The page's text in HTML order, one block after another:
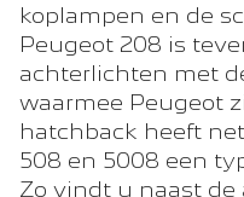
koplampen en de
Peugeot 208 is
achterlichten met
waarmee Peugeot
hatchback heeft
508 en 5008 een
Zo vindt u naast